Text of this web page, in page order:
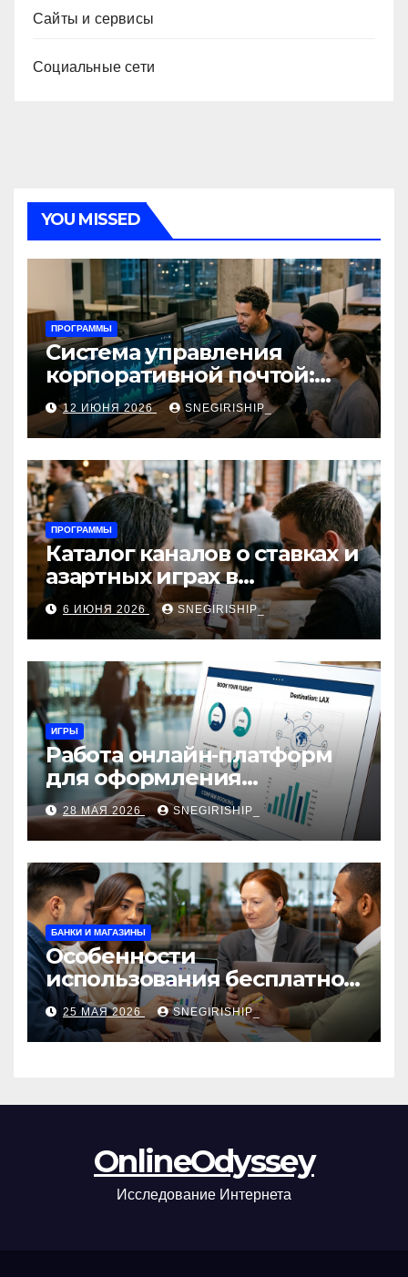
Сайты и сервисы
Социальные сети
YOU MISSED
ПРОГРАММЫ
Система управления
корпоративной почтой:
функции, безопасность и
интеграция
12 ИЮНЯ 2026 SNEGIRISHIP_
ПРОГРАММЫ
Каталог каналов о ставках и
азартных играх в
мессенджерах
6 ИЮНЯ 2026 SNEGIRISHIP_
ИГРЫ
Работа онлайн‑платформ
для оформления
авиабилетов: алгоритмы,
сборы и безопасность
28 МАЯ 2026 SNEGIRISHIP_
БАНКИ И МАГАЗИНЫ
Особенности
использования бесплатной
версии программ для
автоматизации и
управления предприятием
25 МАЯ 2026 SNEGIRISHIP_
OnlineOdyssey
Исследование Интернета